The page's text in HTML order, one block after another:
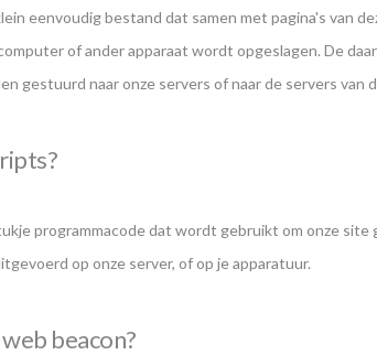
eenvoudig bestand dat samen met pagina's van
of ander apparaat wordt opgeslagen. De
gestuurd naar onze servers of naar de servers van
programmacode dat wordt gebruikt om onze
op onze server, of op je apparatuur.
beacon?